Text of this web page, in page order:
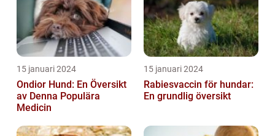
15 januari 2024
Ondior Hund: En Översikt
av Denna Populära
Medicin
15 januari 2024
Rabiesvaccin för hundar:
En grundlig översikt